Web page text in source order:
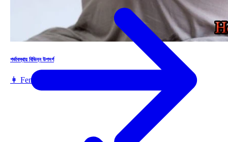
গর্ভাবস্থায় বিভিন্ন উপসর্গ
👩 Female